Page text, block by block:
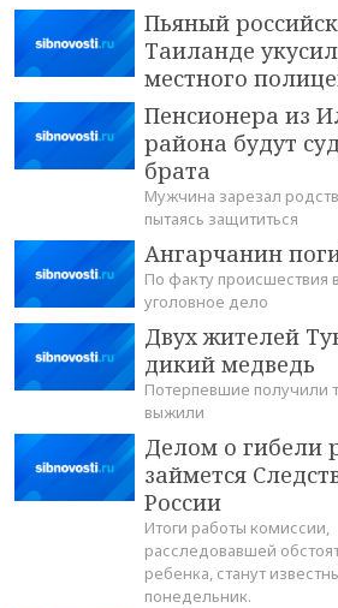
Пьяный
Таиланде
местного
Пенсионера из
района будут
брата
Мужчина зарезал
пытаясь защититься
Ангарчанин
По факту происшествия
уголовное дело
Двух жителей
дикий медведь
Потерпевшие получили
выжили
Делом о гибели
займется
России
Итоги работы комиссии,
расследовавшей
ребенка, станут
понедельник.